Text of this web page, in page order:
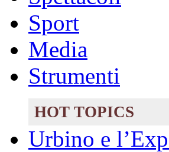
Sport
Media
Strumenti
HOT TOPICS
Urbino e